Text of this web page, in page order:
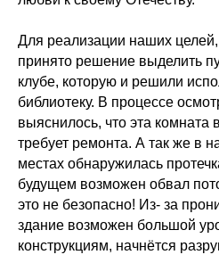
Для реализации наших
принято решение выделить
клубе, которую и решили
библиотеку. В процессе
выяснилось, что эта комната
требует ремонта. А так же в
местах обнаружилась
будущем возможен обвал
это не безопасно! Из- за
здание возможен большой
конструкциям, начнётся